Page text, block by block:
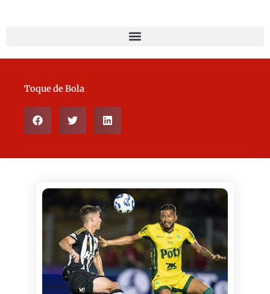
Toque de Bola